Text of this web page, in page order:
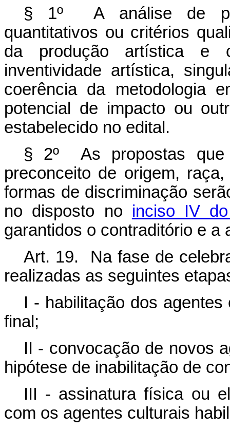
§ 1º A análise de
quantitativos ou critérios
da produção artística e
inventividade artística,
coerência da metodologia
potencial de impacto ou
estabelecido no edital.
§ 2º As propostas que
preconceito de origem,
formas de discriminação
no disposto no inciso IV
garantidos o contraditório e a
Art. 19. Na fase de
realizadas as seguintes
I - habilitação dos
final;
II - convocação de novos
hipótese de inabilitação de
III - assinatura física ou
com os agentes culturais